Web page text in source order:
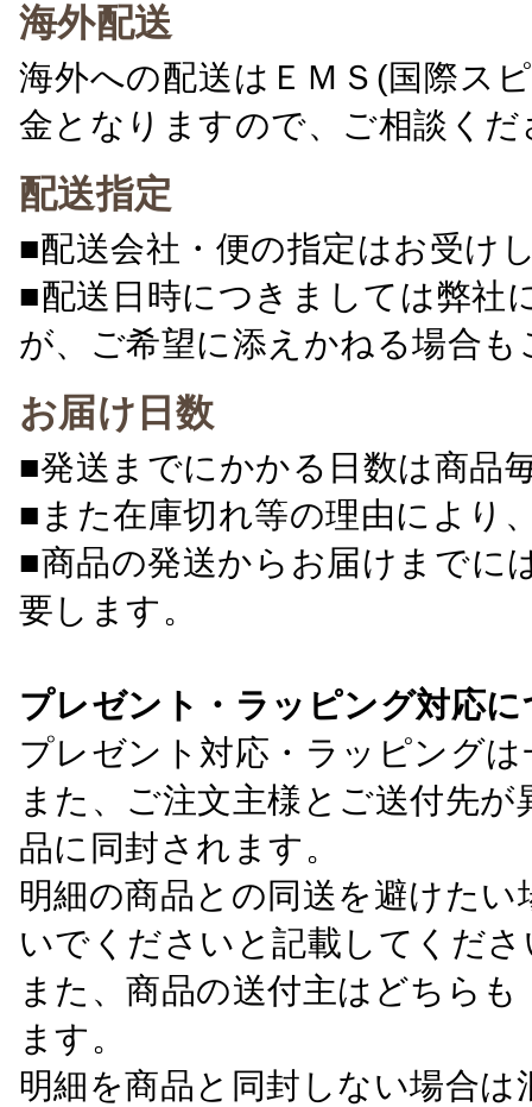
海外配送
海外への配送はＥＭＳ(国際ス
金となりますので、ご相談くだ
配送指定
■配送会社・便の指定はお受け
■配送日時につきましては弊社
が、ご希望に添えかねる場合
お届け日数
■発送までにかかる日数は商品
■また在庫切れ等の理由により
■商品の発送からお届けまでに
要します。
プレゼント・ラッピング対応
プレゼント対応・ラッピング
また、ご注文主様とご送付先
品に同封されます。
明細の商品との同送を避けた
いでくださいと記載してくださ
また、商品の送付主はどちら
ます。
明細を商品と同封しない場合